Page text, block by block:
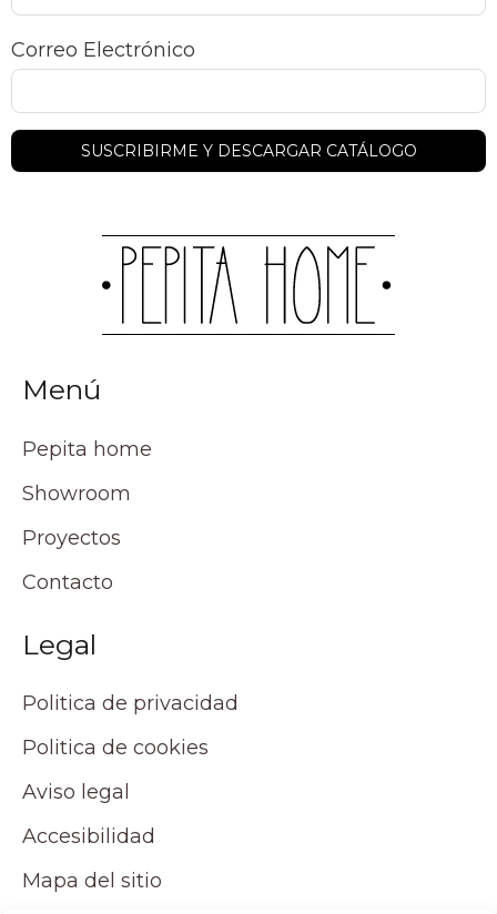
Correo Electrónico
Menú
Pepita home
Showroom
Proyectos
Contacto
Legal
Politica de privacidad
Politica de cookies
Aviso legal
Accesibilidad
Mapa del sitio